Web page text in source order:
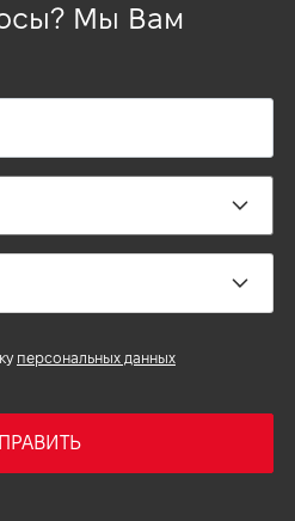
Мы Вам
персональных данных